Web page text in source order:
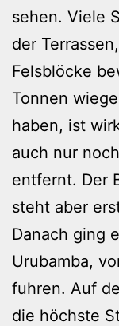
sehen. Viele
der
Felsblöcke
Tonnen
haben, ist
auch nur
entfernt. Der
steht aber
Danach ging
Urubamba,
fuhren. Auf
die höchste